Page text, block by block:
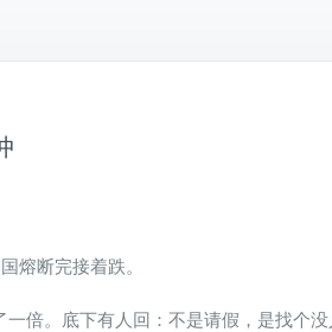
熔断完接着跌。
倍。底下有人回：不是请假，是找个